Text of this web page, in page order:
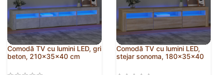
Comodă TV cu lumini LED, gri
beton, 210x35x40 cm
Comodă TV cu lumini LED,
stejar sonoma, 180x35x40